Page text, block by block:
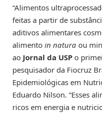
“Alimentos
feitas a partir de
aditivos alimentares
alimento in natura ou
ao Jornal da USP o
pesquisador da Fiocruz
Epidemiológicas em
Eduardo Nilson. “Esses
ricos em energia e